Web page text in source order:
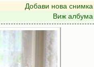
Добави нова снимка
Виж албума